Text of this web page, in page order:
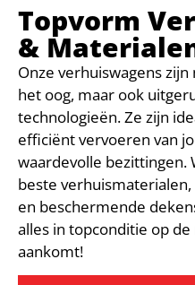
Topvorm
&
Onze verhuiswagens
het oog, maar ook
technologieën. Ze zijn
efficiënt vervoeren van
waardevolle bezittingen.
beste verhuismaterialen,
en beschermende
alles in topconditie op
aankomt!